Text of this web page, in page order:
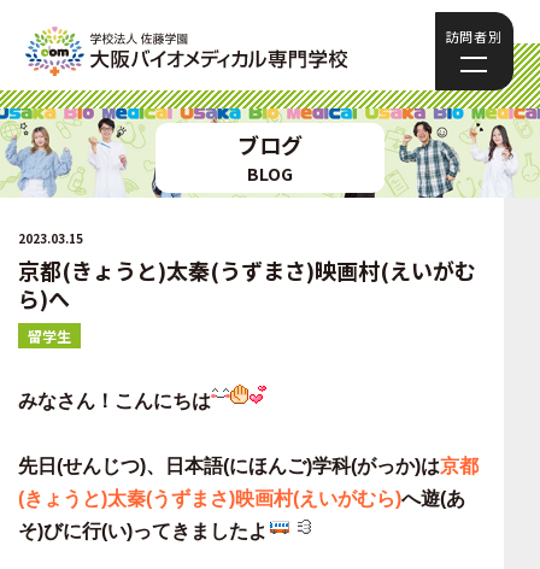
訪問者別
ブログ
BLOG
2023.03.15
京都(きょうと)太秦(うずまさ)映画村(えいがむ
ら)へ
留学生
みなさん！こんにちは
先日(せんじつ)、日本語(にほんご)学科(がっか)は京都
(きょうと)太秦(うずまさ)映画村(えいがむら)へ遊(あ
そ)びに行(い)ってきましたよ